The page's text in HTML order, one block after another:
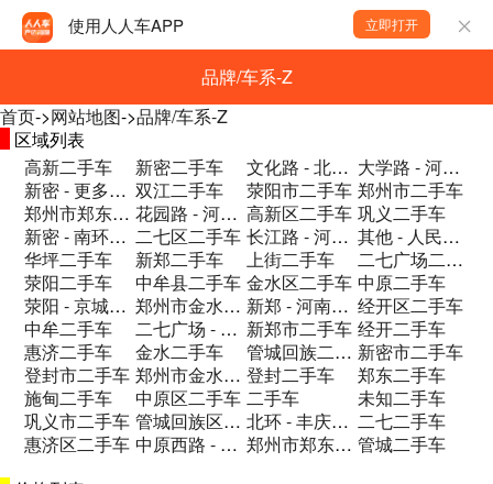
使用人人车APP 立即打开
品牌/车系-Z
首页->网站地图->品牌/车系-Z
区域列表
高新二手车
新密二手车 文化路 - 北大学城二手车
大学路 - 河南省郑州市兴隆街14号郑州二手车
新密 - 更多车型盆友圈二手车 双江二手车 荥阳市二手车 郑州市二手车
郑州市郑东新区商都路与莆田西路交叉口威佳二手车
花园路 - 河南省郑州市二手车 高新区二手车 巩义二手车
新密 - 南环路石油公司斜对面(南环路与二手车 二七区二手车 长江路 - 河南省郑州市兴隆街14号郑州二手车
其他 - 人民东路336号二手车
华坪二手车
新郑二手车 上街二手车
二七广场二手车
荥阳二手车
中牟县二手车 金水区二手车 中原二手车
荥阳 - 京城路街道康泰路与三公路交叉口二手车
郑州市金水区文化北路瀚宇天悦6-101 二手车 新郑 - 河南省郑州市新郑市龙湖镇二手车 经开区二手车
中牟二手车
二七广场 - 汽车站二手车 新郑市二手车 经开二手车
惠济二手车
金水二手车 管城回族二手车 新密市二手车
登封市二手车
郑州市金水区中州大道连霍高速口中州汽贸园二手车 登封二手车
郑东二手车
施甸二手车
中原区二手车 二手车
未知二手车
巩义市二手车
管城回族区二手车 北环 - 丰庆路二手车 二七二手车
惠济区二手车
中原西路 - 河南省郑州市兴隆街14号郑二手车 郑州市郑东新区众意西路与地坤街交叉口西北二手车 管城二手车